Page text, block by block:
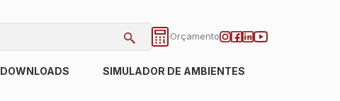
Orçamento
DOWNLOADS SIMULADOR DE AMBIENTES